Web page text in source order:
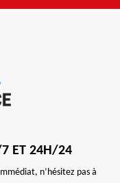
7 ET 24H/24
n’hésitez pas à